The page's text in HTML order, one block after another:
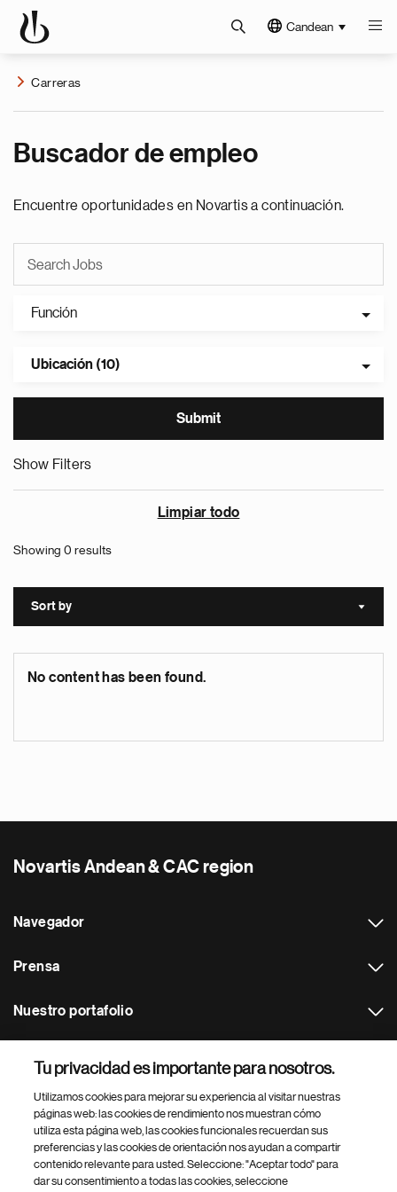
Candean
Carreras
Buscador de empleo
Encuentre oportunidades en Novartis a continuación.
Función
Ubicación (10)
Show Filters
Limpiar todo
Showing 0 results
Sort by Sort
No content has been found.
Novartis Andean & CAC region
Navegador
Prensa
Nuestro portafolio
Footer Site Search
Tu privacidad es importante para nosotros.
Utilizamos cookies para mejorar su experiencia al visitar nuestras
páginas web: las cookies de rendimiento nos muestran cómo
utiliza esta página web, las cookies funcionales recuerdan sus
preferencias y las cookies de orientación nos ayudan a compartir
contenido relevante para usted. Seleccione: "Aceptar todo" para
dar su consentimiento a todas las cookies, seleccione